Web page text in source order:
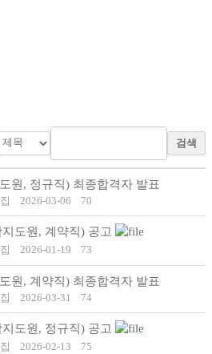
검색
원, 정규직) 최종합격자 발표
2026-03-06 70
도원, 계약직) 공고
2026-01-19 73
원, 계약직) 최종합격자 발표
2026-03-31 74
도원, 정규직) 공고
2026-02-13 75